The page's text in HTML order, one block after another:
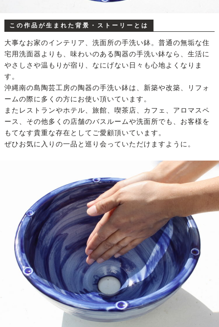
この作品が生まれた背景・ストーリーとは
大事なお家のインテリア、洗面所の手洗い鉢。普通の無垢な住
宅用洗面器よりも、味わいのある陶器の手洗い鉢なら、生活に
やさしさや温もりが宿り、なにげない日々も心地よくなりま
す。
沖縄南の島陶芸工房の陶器の手洗い鉢は、新築や改築、リフォ
ームの際に多くの方にお使い頂いています。
またレストランやホテル、旅館、喫茶店、カフェ、アロマスペ
ース、その他多くの店舗のバスルームや洗面所でも、お客様を
もてなす貴重な存在としてご愛顧頂いています。
ぜひお気に入りの一品と巡り会っていただけますように。